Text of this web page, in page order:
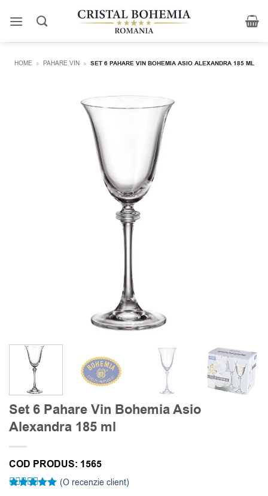
HOME » PAHARE VIN » SET 6 PAHARE VIN BOHEMIA ASIO ALEXANDRA 185 ML
Set 6 Pahare Vin Bohemia Asio
Alexandra 185 ml
COD PRODUS: 1565
(O recenzie client)